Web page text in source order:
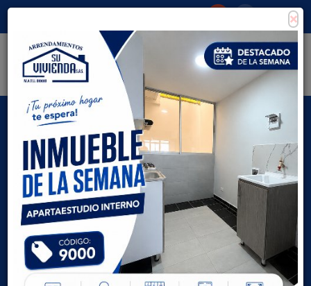
Tipo de inmueble
Todas las ciudades
×